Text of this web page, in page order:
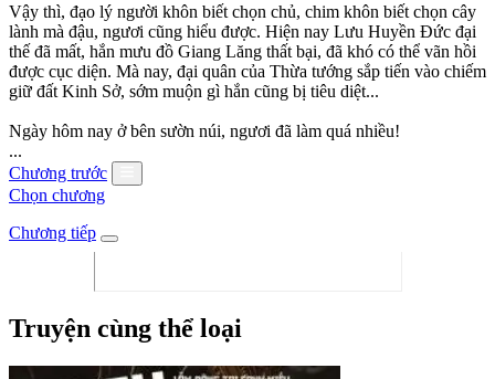
Vậy thì, đạo lý người khôn biết chọn chủ, chim khôn biết chọn cây
lành mà đậu, ngươi cũng hiểu được. Hiện nay Lưu Huyền Đức đại
thế đã mất, hắn mưu đồ Giang Lăng thất bại, đã khó có thể vãn hồi
được cục diện. Mà nay, đại quân của Thừa tướng sắp tiến vào chiếm
giữ đất Kinh Sở, sớm muộn gì hắn cũng bị tiêu diệt...
Ngày hôm nay ở bên sườn núi, ngươi đã làm quá nhiều!
...
Chương trước
Chọn chương
Chương tiếp
Truyện cùng thể loại